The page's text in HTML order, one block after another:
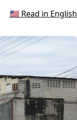
🇺🇸 Read in English